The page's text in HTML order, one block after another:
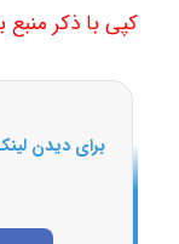
کپی با ذکر منبع
برای دیدن